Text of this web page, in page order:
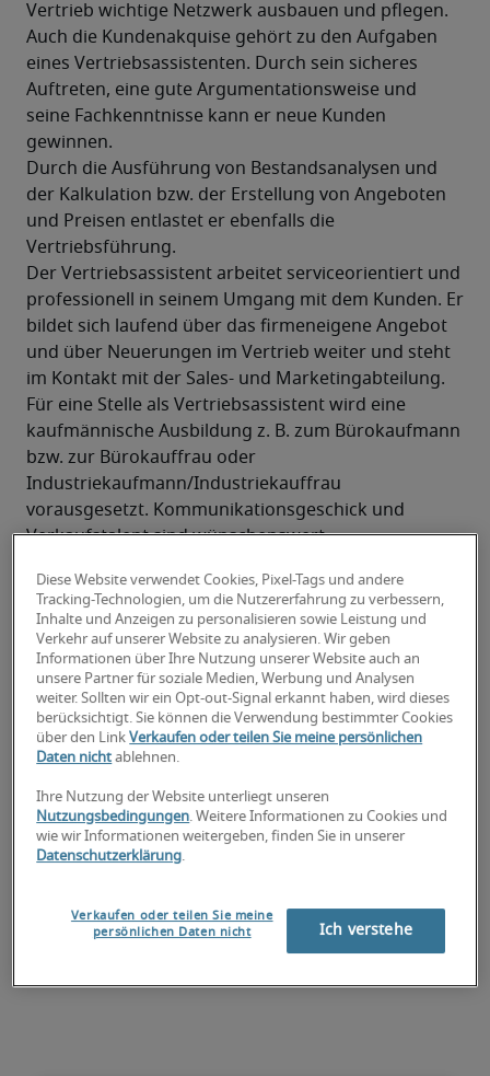
Vertrieb wichtige Netzwerk ausbauen und pflegen.
Auch die Kundenakquise gehört zu den Aufgaben
eines Vertriebsassistenten. Durch sein sicheres
Auftreten, eine gute Argumentationsweise und
seine Fachkenntnisse kann er neue Kunden
gewinnen.
Durch die Ausführung von Bestandsanalysen und
der Kalkulation bzw. der Erstellung von Angeboten
und Preisen entlastet er ebenfalls die
Vertriebsführung.
Der Vertriebsassistent arbeitet serviceorientiert und
professionell in seinem Umgang mit dem Kunden. Er
bildet sich laufend über das firmeneigene Angebot
und über Neuerungen im Vertrieb weiter und steht
im Kontakt mit der Sales- und Marketingabteilung.
Für eine Stelle als Vertriebsassistent wird eine
kaufmännische Ausbildung z. B. zum Bürokaufmann
bzw. zur Bürokauffrau oder
Industriekaufmann/Industriekauffrau
vorausgesetzt. Kommunikationsgeschick und
Verkaufstalent sind wünschenswert.
Suchen Sie einen Job als
Vertriebsassistent oder sind Sie
auf der Suche nach einem
Vertriebsassistent?
Senden Sie uns Ihren Lebenslauf oder Ihre
Personalanfrage.
Robert Half ist einer der führenden
Personaldienstleister im assistenz und
kaufmaennisch
Diese Website verwendet Cookies, Pixel-Tags und andere
Tracking-Technologien, um die Nutzererfahrung zu verbessern,
Inhalte und Anzeigen zu personalisieren sowie Leistung und
Verkehr auf unserer Website zu analysieren. Wir geben
Informationen über Ihre Nutzung unserer Website auch an
unsere Partner für soziale Medien, Werbung und Analysen
weiter. Sollten wir ein Opt-out-Signal erkannt haben, wird dieses
berücksichtigt. Sie können die Verwendung bestimmter Cookies
über den LinkVerkaufen oder teilen Sie meine persönlichen
Daten nicht ablehnen.
Ihre Nutzung der Website unterliegt unseren
Nutzungsbedingungen. Weitere Informationen zu Cookies und
wie wir Informationen weitergeben, finden Sie in unserer
Datenschutzerklärung.
Verkaufen oder teilen Sie meine
persönlichen Daten nicht
Ich verstehe